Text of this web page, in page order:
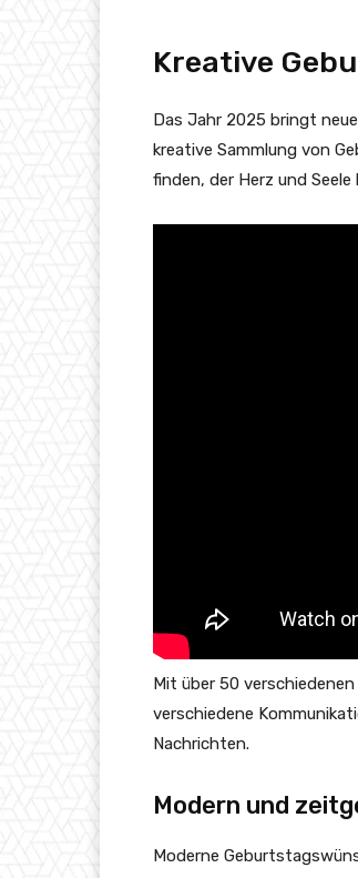
Kreative
Das Jahr 2025 bringt
kreative Sammlung von
finden, der Herz und Seele
Mit über 50
verschiedene
Nachrichten.
Modern und
Moderne